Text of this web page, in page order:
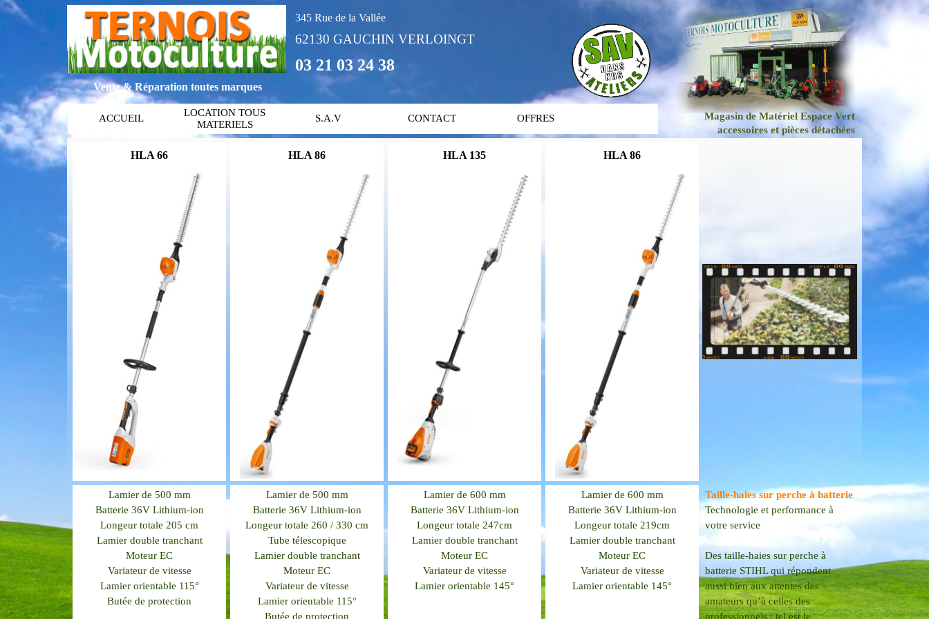
ACCUEIL
LOCATION TOUS
MATERIELS
S.A.V CONTACT OFFRES
345 Rue de la Vallée
62130 GAUCHIN VERLOINGT
03 21 03 24 38
Magasin de Matériel Espace Vert
Vente & Réparation toutes marques
accessoires et pièces détachées
HLA 66 HLA 86
Lamier de 500 mm
Batterie 36V Lithium-ion
Longeur totale 205 cm
Lamier double tranchant
Moteur EC
Variateur de vitesse
Lamier orientable 115°
Butée de protection
Lamier de 500 mm
Batterie 36V Lithium-ion
Longeur totale 260 / 330 cm
Tube télescopique
Lamier double tranchant
Moteur EC
Variateur de vitesse
Lamier orientable 115°
Butée de protection
HLA 135 HLA 86
Lamier de 600 mm
Batterie 36V Lithium-ion
Longeur totale 247cm
Lamier double tranchant
Moteur EC
Variateur de vitesse
Lamier orientable 145°
Taille-haies sur perche à batterie
Technologie et performance à
votre service
Des taille-haies sur perche à
batterie STIHL qui répondent
aussi bien aux attentes des
amateurs qu’à celles des
professionnels : tel est le
Lamier de 600 mm
Batterie 36V Lithium-ion
Longeur totale 219cm
Lamier double tranchant
Moteur EC
Variateur de vitesse
Lamier orientable 145°